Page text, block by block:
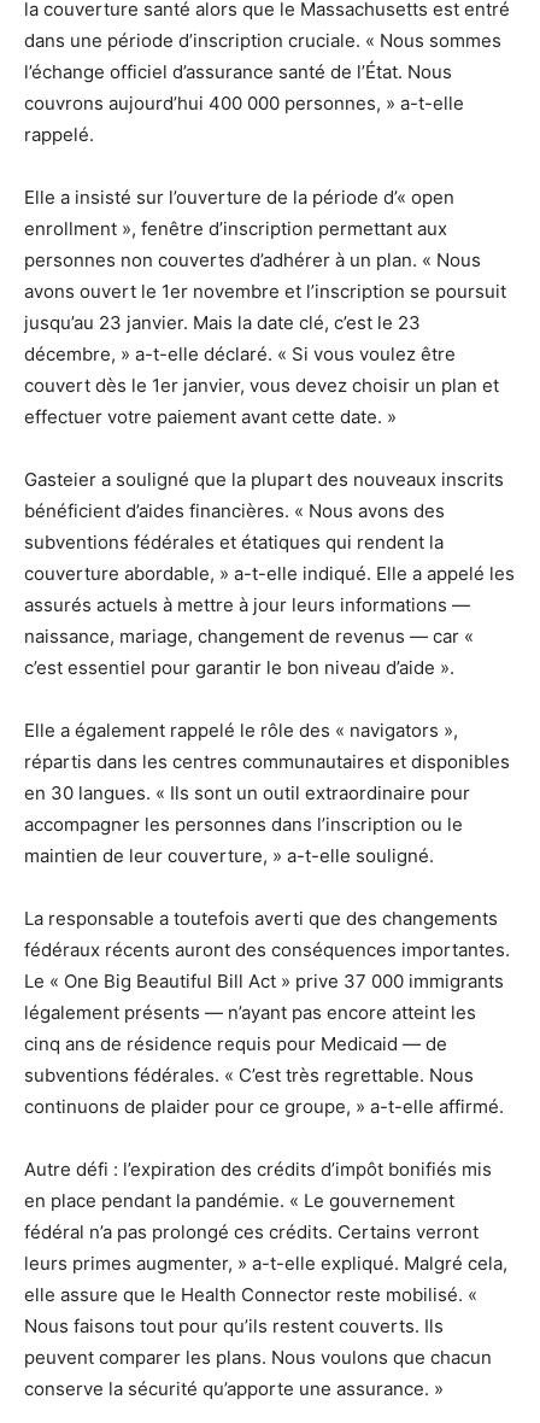
la couverture santé alors que le Massachusetts est entré
dans une période d’inscription cruciale. « Nous sommes
l’échange officiel d’assurance santé de l’État. Nous
couvrons aujourd’hui 400 000 personnes, » a-t-elle
rappelé.
Elle a insisté sur l’ouverture de la période d’« open
enrollment », fenêtre d’inscription permettant aux
personnes non couvertes d’adhérer à un plan. « Nous
avons ouvert le 1er novembre et l’inscription se poursuit
jusqu’au 23 janvier. Mais la date clé, c’est le 23
décembre, » a-t-elle déclaré. « Si vous voulez être
couvert dès le 1er janvier, vous devez choisir un plan et
effectuer votre paiement avant cette date. »
Gasteier a souligné que la plupart des nouveaux inscrits
bénéficient d’aides financières. « Nous avons des
subventions fédérales et étatiques qui rendent la
couverture abordable, » a-t-elle indiqué. Elle a appelé les
assurés actuels à mettre à jour leurs informations —
naissance, mariage, changement de revenus — car «
c’est essentiel pour garantir le bon niveau d’aide ».
Elle a également rappelé le rôle des « navigators »,
répartis dans les centres communautaires et disponibles
en 30 langues. « Ils sont un outil extraordinaire pour
accompagner les personnes dans l’inscription ou le
maintien de leur couverture, » a-t-elle souligné.
La responsable a toutefois averti que des changements
fédéraux récents auront des conséquences importantes.
Le « One Big Beautiful Bill Act » prive 37 000 immigrants
légalement présents — n’ayant pas encore atteint les
cinq ans de résidence requis pour Medicaid — de
subventions fédérales. « C’est très regrettable. Nous
continuons de plaider pour ce groupe, » a-t-elle affirmé.
Autre défi : l’expiration des crédits d’impôt bonifiés mis
en place pendant la pandémie. « Le gouvernement
fédéral n’a pas prolongé ces crédits. Certains verront
leurs primes augmenter, » a-t-elle expliqué. Malgré cela,
elle assure que le Health Connector reste mobilisé. «
Nous faisons tout pour qu’ils restent couverts. Ils
peuvent comparer les plans. Nous voulons que chacun
conserve la sécurité qu’apporte une assurance. »